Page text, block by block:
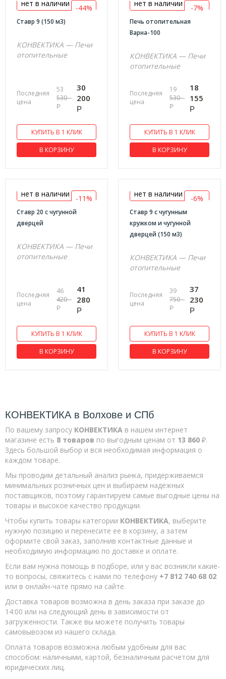
GUCA
ВЕЗУВИЙ
ЭТНА
MBS
КОНВЕКТИКА
GREO
ЕРМАК
ASTON
ВАРВАРА
-44%
нет в наличии
Ставр 9 (150 м3)
КОНВЕКТИКА — Печи
отопительные
Последняя
цена
53
530
Р
30
200
Р
КУПИТЬ В 1 КЛИК
В КОРЗИНУ
-7%
нет в наличии
Печь отопительная
Варна-100
КОНВЕКТИКА — Печи
отопительные
Последняя
цена
19
530
Р
18
155
Р
КУПИТЬ В 1 КЛИК
В КОРЗИНУ
-11%
нет в наличии
Ставр 20 с чугунной
дверцей
КОНВЕКТИКА — Печи
отопительные
Последняя
цена
46
420
Р
41
280
Р
КУПИТЬ В 1 КЛИК
В КОРЗИНУ
-6%
нет в наличии
Ставр 9 с чугунным
кружком и чугунной
дверцей (150 м3)
КОНВЕКТИКА — Печи
отопительные
Последняя
цена
39
750
Р
37
230
Р
КУПИТЬ В 1 КЛИК
В КОРЗИНУ
КОНВЕКТИКА в Волхове и СПб
По вашему запросу КОНВЕКТИКА в нашем интернет
магазине есть 8 товаров по выгодным ценам от 13 860 ₽.
Здесь большой выбор и вся необходимая информация о
каждом товаре.
Мы проводим детальный анализ рынка, придерживаемся
минимальных розничных цен и выбираем надежных
поставщиков, поэтому гарантируем самые выгодные цены на
товары и высокое качество продукции.
Чтобы купить товары категории КОНВЕКТИКА, выберите
нужную позицию и перенесите ее в корзину, а затем
оформите свой заказ, заполнив контактные данные и
необходимую информацию по доставке и оплате.
Если вам нужна помощь в подборе, или у вас возникли какие-
то вопросы, свяжитесь с нами по телефону +7 812 740 68 02
или в онлайн-чате прямо на сайте.
Доставка товаров возможна в день заказа при заказе до
14:00 или на следующий день в зависимости от
загруженности. Также вы можете получить товары
самовывозом из нашего склада.
Оплата товаров возможна любым удобным для вас
способом: наличными, картой, безналичным расчетом для
юридических лиц.